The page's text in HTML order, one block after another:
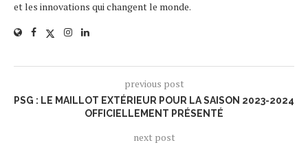
et les innovations qui changent le monde.
previous post
PSG : LE MAILLOT EXTÉRIEUR POUR LA SAISON 2023-2024
OFFICIELLEMENT PRÉSENTÉ
next post